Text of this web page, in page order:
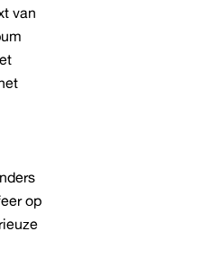
van
op